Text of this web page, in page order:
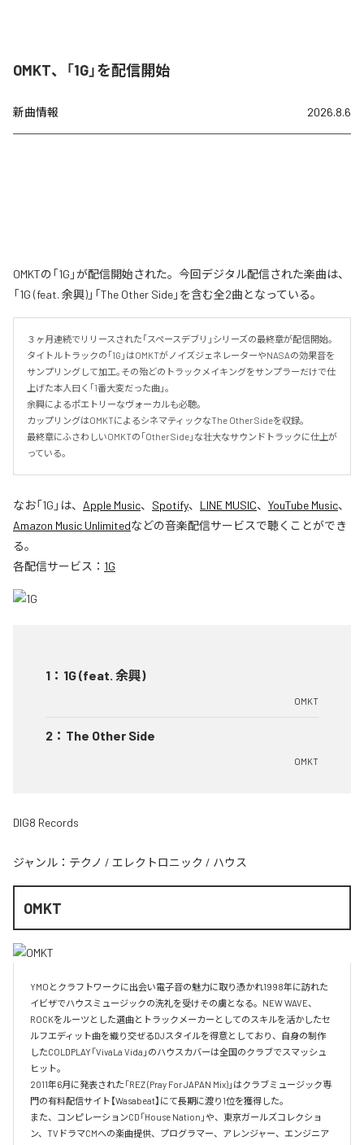
OMKT、「1G」を配信開始
新曲情報 2026.8.6
OMKTの「1G」が配信開始された。今回デジタル配信された楽曲は、
「1G (feat. 余興)」「The Other Side」を含む全2曲となっている。
３ヶ月連続でリリースされた｢スペースデブリ｣シリーズの最終章が配信開始｡
タイトルトラックの｢1G｣はOMKTがノイズジェネレーターやNASAの効果音を
サンプリングして加工｡その殆どのトラックメイキングをサンプラーだけで仕
上げた本人曰く｢1番大変だった曲｣。
余興によるポエトリーなヴォーカルも必聴｡
カップリングはOMKTによるシネマティックなThe Other Sideを収録｡
最終章にふさわしいOMKTの｢Other Side｣な壮大なサウンドトラックに仕上が
っている｡
なお「1G 」は、 Apple Music、 Spotify、 LINE MUSIC、 YouTube Music、
Amazon Music Unlimitedなどの音楽配信サービスで聴くことができ
る。
各配信サービス： 1G
1 ： 1G (feat. 余興)
OMKT
2 ： The Other Side
OMKT
DIG8 Records
ジャンル： テクノ / エレクトロニック / ハウス
OMKT
YMOとクラフトワークに出会い電子音の魅力に取り憑かれ1998年に訪れた
イビザでハウスミュージックの洗礼を受けその虜となる。NEW WAVE、
ROCKをルーツとした選曲とトラックメーカーとしてのスキルを活かしたセ
ルフエディット曲を織り交ぜるDJスタイルを得意としており、自身の制作
したCOLDPLAY「VivaLa Vida」のハウスカバーは全国のクラブでスマッシュ
ヒット。
2011年6月に発表された「REZ (Pray For JAPAN Mix)」はクラブミュージック専
門の有料配信サイト【Wasabeat】にて長期に渡り1位を獲得した。
また、コンピレーションCD「House Nation」や、東京ガールズコレクショ
ン、TVドラマCMへの楽曲提供、プログラマー、アレンジャー、エンジニア